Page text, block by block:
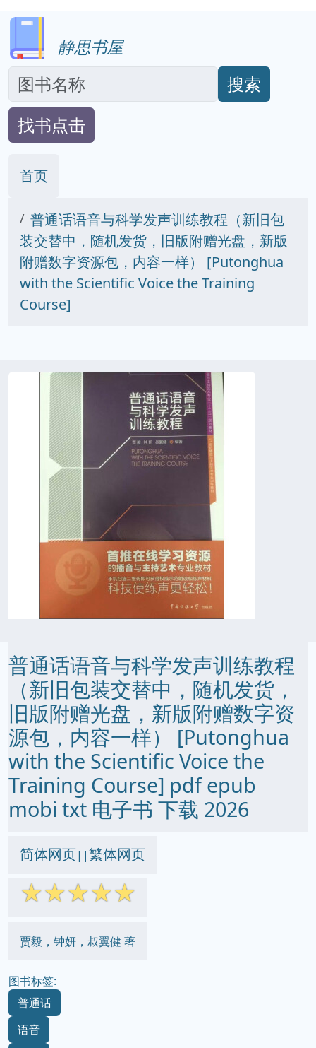
静思书屋
搜索
找书点击
首页
普通话语音与科学发声训练教程（新旧包
装交替中，随机发货，旧版附赠光盘，新版
附赠数字资源包，内容一样） [Putonghua
with the Scientific Voice the Training
Course]
普通话语音与科学发声训练教程
（新旧包装交替中，随机发货，
旧版附赠光盘，新版附赠数字资
源包，内容一样） [Putonghua
with the Scientific Voice the
Training Course] pdf epub
mobi txt 电子书 下载 2026
简体网页||繁体网页
☆☆☆☆☆
贾毅，钟妍，叔翼健 著
图书标签:
普通话
语音